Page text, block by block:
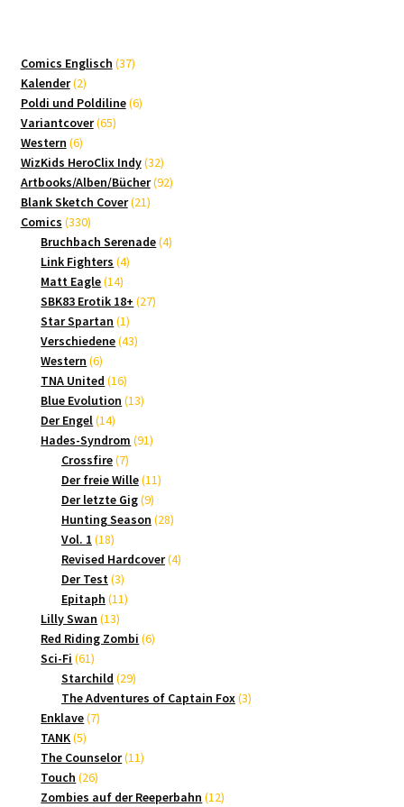
Comics Englisch 3737
Kalender 22
Produkte
Poldi und Poldiline 66
Variantcover 6565
Western 66
Produkte
WizKids HeroClix Indy 3232
Produkte
Artbooks/Alben/Bücher 9292
Blank Sketch Cover 2121
Comics 330330
Produkte
Bruchbach Serenade 44
Link Fighters 44
Matt Eagle 1414
Produkte
SBK83 Erotik 18+ 2727
Star Spartan 11
Produkt
Verschiedene 4343
Western 66
Produkte
TNA United 1616
Produkte
Blue Evolution 1313
Der Engel 1414
Produkte
Hades-Syndrom 9191
Crossfire 77
Produkte
Der freie Wille 1111
Der letzte Gig 99
Produkte
Hunting Season 2828
Vol. 1 1818
Produkte
Revised Hardcover 44
Der Test 33
Produkte
Epitaph 1111
Lilly Swan 1313
Produkte
Red Riding Zombi 66
Sci-Fi 6161
Produkte
Starchild 2929
Produkte
The Adventures of Captain Fox 33
Enklave 77
TANK 55
Produkte
The Counselor 1111
Touch 2626
Produkte
Zombies auf der Reeperbahn 1212